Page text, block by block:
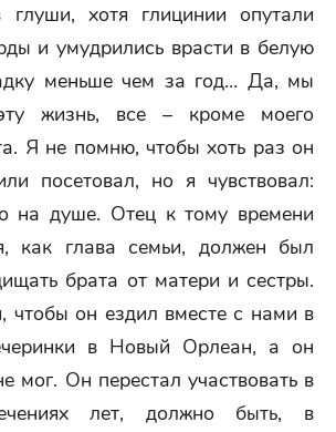
хотя глицинии опутали
и умудрились врасти в белую
меньше чем за год… Да, мы
жизнь, все – кроме моего
Я не помню, чтобы хоть раз он
посетовал, но я чувствовал:
на душе. Отец к тому времени
как глава семьи, должен был
брата от матери и сестры.
чтобы он ездил вместе с нами в
в Новый Орлеан, а он
мог. Он перестал участвовать в
лет, должно быть, в